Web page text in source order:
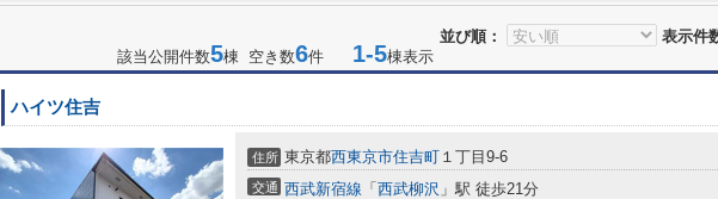
並び順：
表示件
該当公開件数5棟 空き数6件 1-5棟表示
ハイツ住吉
住所 東京都西東京市住吉町 １丁目9-6
交通 西武新宿線 「 西武柳沢 」駅 徒歩21分